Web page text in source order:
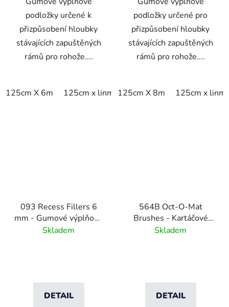
podložky určené k
přizpůsobení hloubky
stávajících zapuštěných
rámů pro rohože....
125cm X 6m 125cm x linm
podložky určené pro
přizpůsobení hloubky
stávajících zapuštěných
rámů pro rohože....
125cm X 8m 125cm x linm
093 Recess Fillers 6
mm - Gumové výplňové
podložky
Skladem
DETAIL
564B Oct-O-Mat
Brushes - Kartáčové
vložky pro vstupní
Skladem
DETAIL